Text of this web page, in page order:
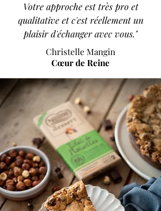
Votre approche est très pro et
qualitative et c'est réellement un
plaisir d'échanger avec vous."
Christelle Mangin
Cœur de Reine